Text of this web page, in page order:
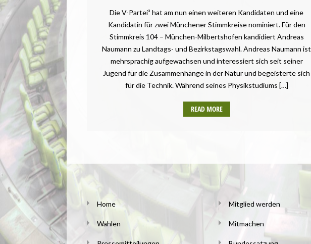
Die V-Partei³ hat am nun einen weiteren Kandidaten und eine
Kandidatin für zwei Münchener Stimmkreise nominiert. Für den
Stimmkreis 104 – München-Milbertshofen kandidiert Andreas
Naumann zu Landtags- und Bezirkstagswahl. Andreas Naumann ist
mehrsprachig aufgewachsen und interessiert sich seit seiner
Jugend für die Zusammenhänge in der Natur und begeisterte sich
für die Technik. Während seines Physikstudiums […]
READ MORE
Home
Wahlen
Mitglied werden
Mitmachen